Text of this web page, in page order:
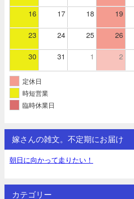
16 17 18 19
23 24 25 26
30 31 1 2
定休日
時短営業
臨時休業日
嫁さんの雑文。不定期にお届け
朝日に向かって走りたい！
カテゴリー